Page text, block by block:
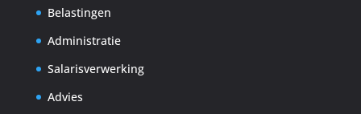
Belastingen
Administratie
Salarisverwerking
Advies